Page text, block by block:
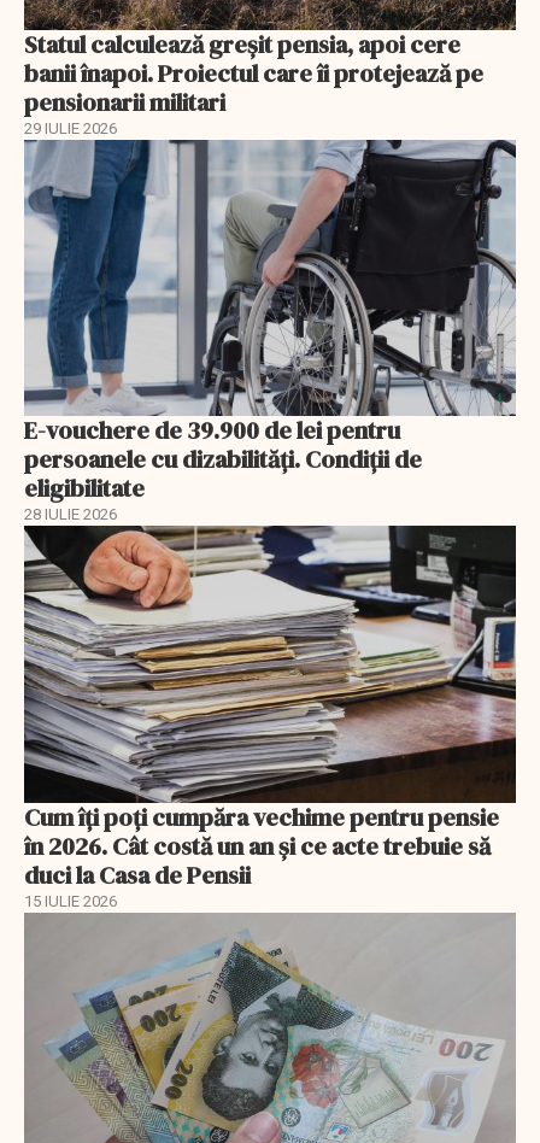
Statul calculează greșit pensia, apoi cere
banii înapoi. Proiectul care îi protejează pe
pensionarii militari
29 IULIE 2026
E-vouchere de 39.900 de lei pentru
persoanele cu dizabilități. Condiții de
eligibilitate
28 IULIE 2026
Cum îți poți cumpăra vechime pentru pensie
în 2026. Cât costă un an și ce acte trebuie să
duci la Casa de Pensii
15 IULIE 2026